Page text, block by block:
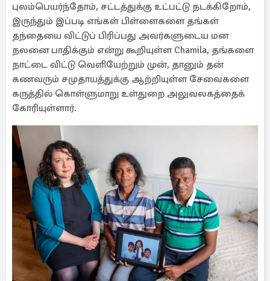
புலம்பெயர்ந்தோம், சட்டத்துக்கு உட்பட்டு நடக்கிறோம்,
இருந்தும் இப்படி எங்கள் பிள்ளைகளை தங்கள்
தந்தையை விட்டுப் பிரிப்பது அவர்களுடைய மன
நலனை பாதிக்கும் என்று கூறியுள்ள Chamila, தங்களை
நாட்டை விட்டு வெளியேற்றும் முன், தானும் தன்
கணவரும் சமுதாயத்துக்கு ஆற்றியுள்ள சேவைகளை
கருத்தில் கொள்ளுமாறு உள்துறை அலுவலகத்தைக்
கோரியுள்ளார்.